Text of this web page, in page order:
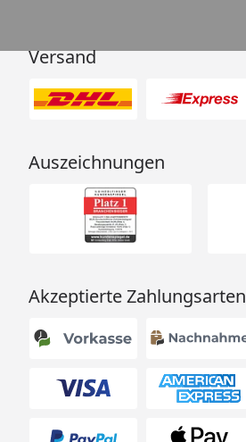
Versand
Auszeichnungen
Akzeptierte Zahlungsarten